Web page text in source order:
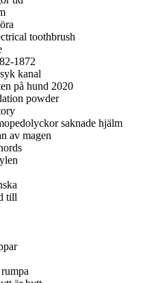
toothbrush
1872
kanal
på hund 2020
powder
saknade hjälm
av magen
till